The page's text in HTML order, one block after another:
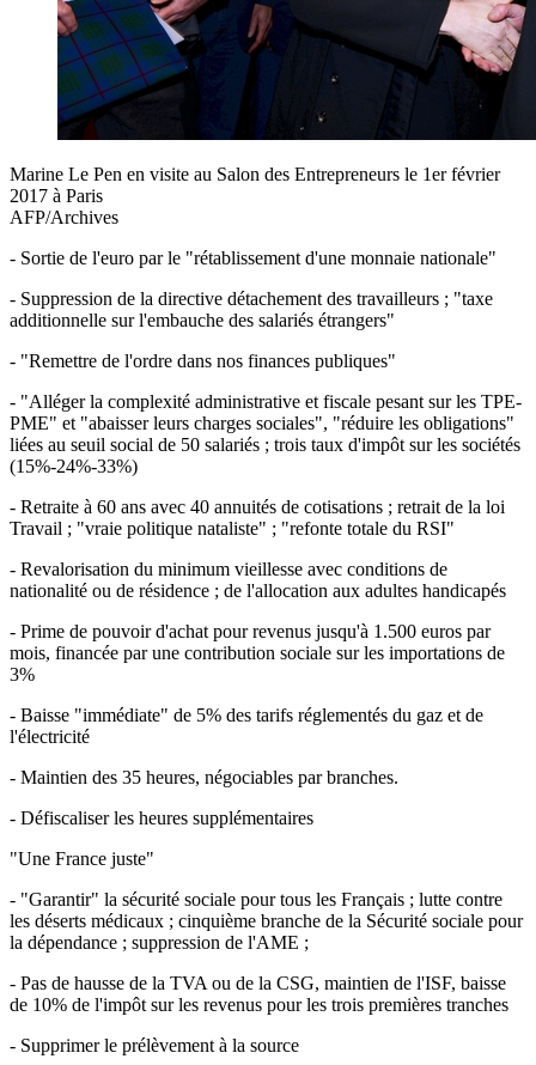
Marine Le Pen en visite au Salon des Entrepreneurs le 1er février
2017 à Paris
AFP/Archives
- Sortie de l'euro par le "rétablissement d'une monnaie nationale"
- Suppression de la directive détachement des travailleurs ; "taxe
additionnelle sur l'embauche des salariés étrangers"
- "Remettre de l'ordre dans nos finances publiques"
- "Alléger la complexité administrative et fiscale pesant sur les TPE-
PME" et "abaisser leurs charges sociales", "réduire les obligations"
liées au seuil social de 50 salariés ; trois taux d'impôt sur les sociétés
(15%-24%-33%)
- Retraite à 60 ans avec 40 annuités de cotisations ; retrait de la loi
Travail ; "vraie politique nataliste" ; "refonte totale du RSI"
- Revalorisation du minimum vieillesse avec conditions de
nationalité ou de résidence ; de l'allocation aux adultes handicapés
- Prime de pouvoir d'achat pour revenus jusqu'à 1.500 euros par
mois, financée par une contribution sociale sur les importations de
3%
- Baisse "immédiate" de 5% des tarifs réglementés du gaz et de
l'électricité
- Maintien des 35 heures, négociables par branches.
- Défiscaliser les heures supplémentaires
"Une France juste"
- "Garantir" la sécurité sociale pour tous les Français ; lutte contre
les déserts médicaux ; cinquième branche de la Sécurité sociale pour
la dépendance ; suppression de l'AME ;
- Pas de hausse de la TVA ou de la CSG, maintien de l'ISF, baisse
de 10% de l'impôt sur les revenus pour les trois premières tranches
- Supprimer le prélèvement à la source